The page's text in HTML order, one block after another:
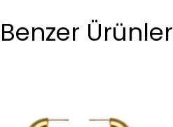
Benzer Ürünler